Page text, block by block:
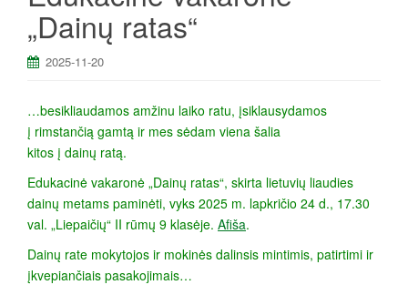
„Dainų ratas“
2025-11-20
…besikliaudamos amžinu laiko ratu, įsiklausydamos
į rimstančią gamtą ir mes sėdam viena šalia
kitos į dainų ratą.
Edukacinė vakaronė „Dainų ratas“, skirta lietuvių liaudies
dainų metams paminėti, vyks 2025 m. lapkričio 24 d., 17.30
val. „Liepaičių“ II rūmų 9 klasėje. Afiša.
Dainų rate mokytojos ir mokinės dalinsis mintimis, patirtimi ir
įkvepiančiais pasakojimais…